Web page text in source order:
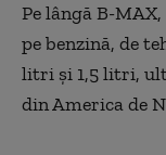
Pe lângă B-
pe benzină, de
litri și 1,5 litri,
din America de